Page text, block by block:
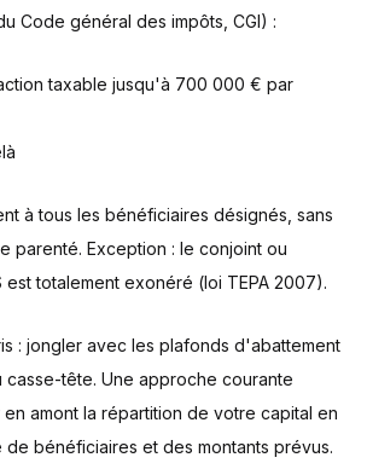
Code général des impôts, CGI) :
taxable jusqu'à 700 000 € par
à tous les bénéficiaires désignés, sans
parenté. Exception : le conjoint ou
est totalement exonéré (loi TEPA 2007).
: jongler avec les plafonds d'abattement
casse-tête. Une approche courante
amont la répartition de votre capital en
bénéficiaires et des montants prévus.